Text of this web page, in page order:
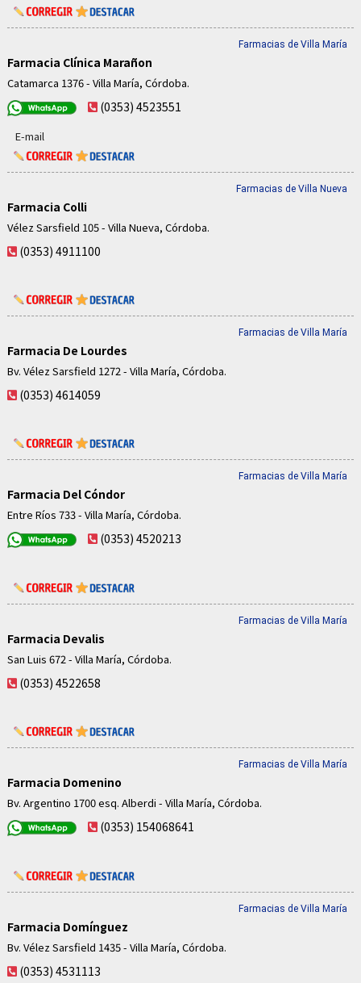
Farmacias de Villa María
Farmacia Clínica Marañon
Catamarca 1376 - Villa María, Córdoba.
(0353) 4523551
E-mail
Farmacias de Villa Nueva
Farmacia Colli
Vélez Sarsfield 105 - Villa Nueva, Córdoba.
(0353) 4911100
Farmacias de Villa María
Farmacia De Lourdes
Bv. Vélez Sarsfield 1272 - Villa María, Córdoba.
(0353) 4614059
Farmacias de Villa María
Farmacia Del Cóndor
Entre Ríos 733 - Villa María, Córdoba.
(0353) 4520213
Farmacias de Villa María
Farmacia Devalis
San Luis 672 - Villa María, Córdoba.
(0353) 4522658
Farmacias de Villa María
Farmacia Domenino
Bv. Argentino 1700 esq. Alberdi - Villa María, Córdoba.
(0353) 154068641
Farmacias de Villa María
Farmacia Domínguez
Bv. Vélez Sarsfield 1435 - Villa María, Córdoba.
(0353) 4531113